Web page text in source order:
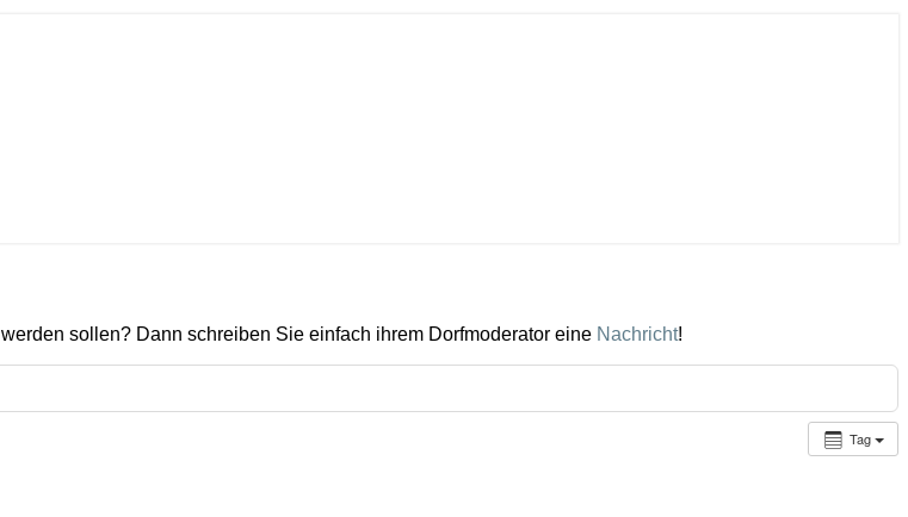
sollen? Dann schreiben Sie einfach ihrem Dorfmoderator eine Nachricht!
Tag